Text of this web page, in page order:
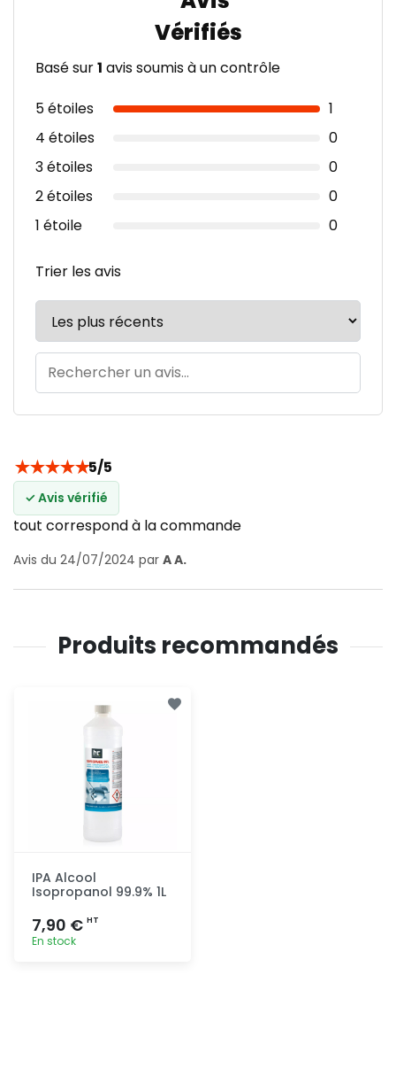
Basé sur1 avis soumis à un contrôle
5 étoiles
1
4 étoiles
0
3 étoiles
0
2 étoiles
0
1 étoile
0
Trier les avis
★★★★★5/5
✓ Avis vérifié
tout correspond à la commande
Avis du 24/07/2024 par A A.
Produits recommandés
IPA Alcool
Isopropanol 99.9% 1L
7,90 € HT
En stock